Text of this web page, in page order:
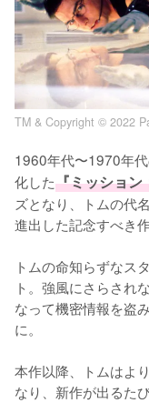
TM & Copyright © 2022
1960年代〜1970年
化した『ミッション
ズとなり、トムの代
進出した記念すべき
トムの命知らずなス
ト。強風にさらされ
なって機密情報を盗
に。
本作以降、トムはよ
なり、新作が出るた